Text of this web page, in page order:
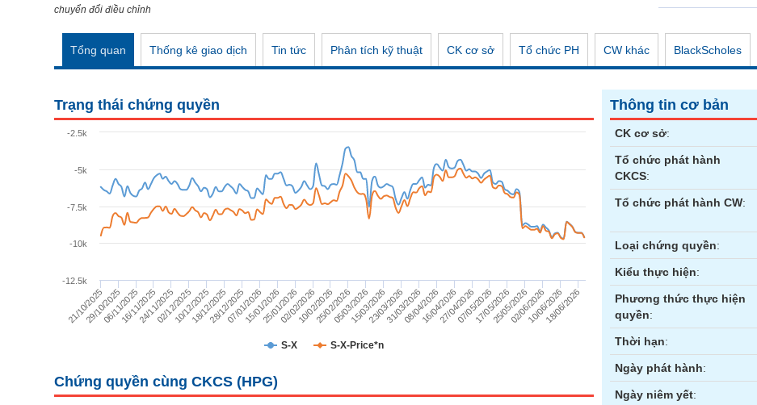
chuyển đổi điều chỉnh
Tổng quan Thống kê giao dịch Tin tức Phân tích kỹ thuật CK cơ sở Tổ chức PH CW khác BlackScholes
Trạng thái chứng quyền
S-X S-X-Price*n
21/10/2025
29/10/202506/11/202516/11/202524/11/202502/12/202510/12/202518/12/202528/12/202507/01/202615/01/202625/01/202602/02/202610/02/202625/02/202605/03/202615/03/202623/03/202631/03/202608/04/202616/04/202627/04/202607/05/202617/05/202625/05/202602/06/202610/06/2026
18/06/2026
-12.5k
-10k
-7.5k
-5k
-2.5k
Chứng quyền cùng CKCS (HPG)
Thông tin cơ bản
CK cơ sở:
Tổ chức phát hành
CKCS:
Tổ chức phát hành CW:
Loại chứng quyền:
Kiểu thực hiện:
Phương thức thực hiện
quyền:
Thời hạn:
Ngày phát hành:
Ngày niêm yết:
VS-SECTOR
NGUYÊN VẬT LIỆU
TIÊU DÙNG KHÔNG THIẾT YẾU
TIÊU DÙNG THIẾT YẾU
CHĂM SÓC SỨC KHỎE
CÔNG NGHỆ THÔNG TIN
BẤT ĐỘNG SẢN